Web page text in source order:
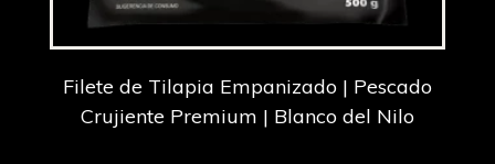
Filete de Tilapia Empanizado | Pescado
Crujiente Premium | Blanco del Nilo